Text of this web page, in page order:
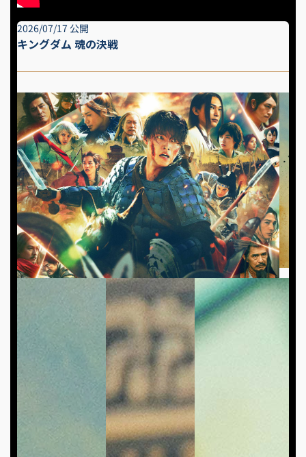
2026/07/17 公開
キングダム 魂の決戦